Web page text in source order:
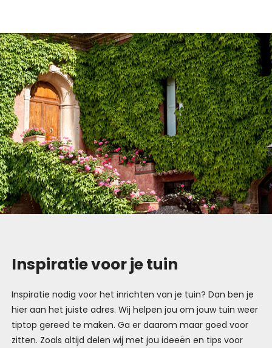
Inspiratie voor je tuin
Inspiratie nodig voor het inrichten van je tuin? Dan ben je
hier aan het juiste adres. Wij helpen jou om jouw tuin weer
tiptop gereed te maken. Ga er daarom maar goed voor
zitten. Zoals altijd delen wij met jou ideeën en tips voor